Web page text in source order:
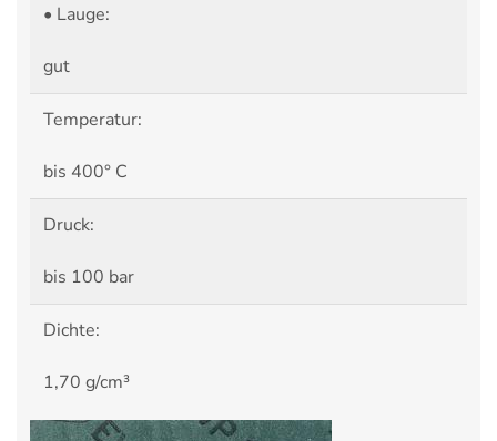
• Lauge:
gut
Temperatur:
bis 400° C
Druck:
bis 100 bar
Dichte:
1,70 g/cm³